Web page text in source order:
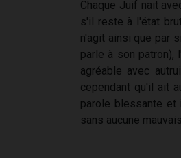
Chaque Juif nait
s'il reste à l'état
n'agit ainsi que par
parle à son
agréable avec
cependant qu'il ait
parole blessante
sans aucune